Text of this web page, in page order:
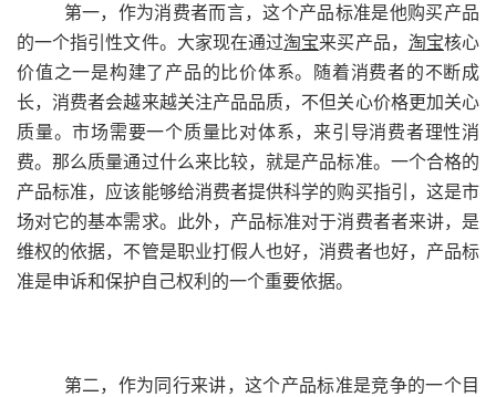
第一，作为消费者而言，这个产品标准是他购买产品
的一个指引性文件。大家现在通过淘宝来买产品， 淘宝核心
价值之一是构建了产品的比价体系。随着消费者的不断成
长，消费者会越来越关注产品品质，不但关心价格更加关心
质量。市场需要一个质量比对体系，来引导消费者理性消
费。那么质量通过什么来比较，就是产品标准。一个合格的
产品标准，应该能够给消费者提供科学的购买指引，这是市
场对它的基本需求。此外，产品标准对于消费者者来讲，是
维权的依据，不管是职业打假人也好，消费者也好，产品标
准是申诉和保护自己权利的一个重要依据。
第二，作为同行来讲，这个产品标准是竞争的一个目